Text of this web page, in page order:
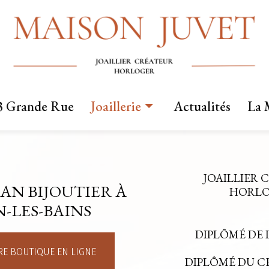
Grande Rue Joaillerie
Mariage
Actualités La
BIJOUTIER À
LES-BAINS
BOUTIQUE EN LIGNE
JOAILLIER
DIPLÔMÉ DE
DIPLÔMÉ DU